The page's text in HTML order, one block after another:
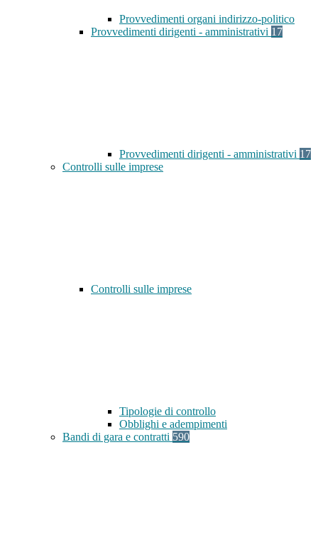
Provvedimenti organi indirizzo-politico
Provvedimenti dirigenti - amministrativi 17
Provvedimenti dirigenti - amministrativi 17
Controlli sulle imprese
Controlli sulle imprese
Tipologie di controllo
Obblighi e adempimenti
Bandi di gara e contratti 590